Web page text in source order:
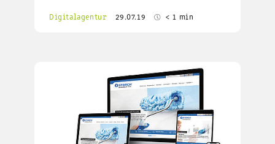
Digitalagentur 29.07.19 < 1 min